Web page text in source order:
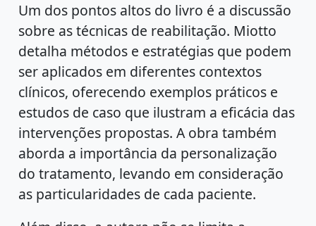
Um dos pontos altos do livro é a discussão
sobre as técnicas de reabilitação. Miotto
detalha métodos e estratégias que podem
ser aplicados em diferentes contextos
clínicos, oferecendo exemplos práticos e
estudos de caso que ilustram a eficácia das
intervenções propostas. A obra também
aborda a importância da personalização
do tratamento, levando em consideração
as particularidades de cada paciente.